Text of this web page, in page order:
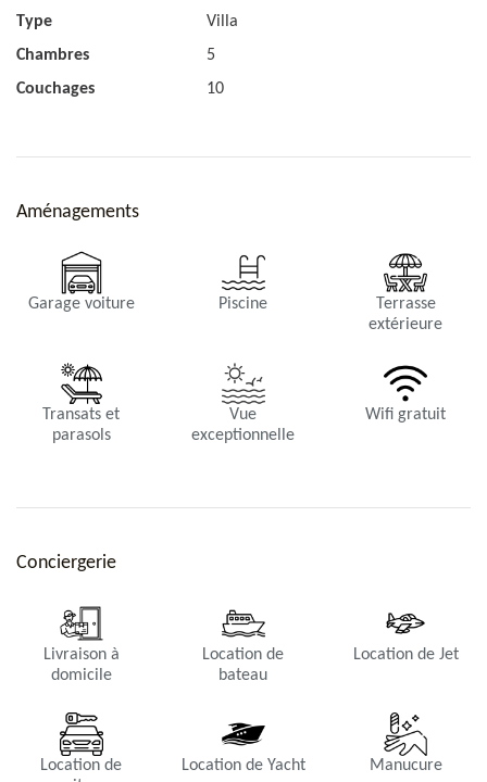
Lits Queen, climatisation, HDTV, DVD, satellite américain,
Chambre 4
américain, Sonos, station iPod, coffre, salle de bain privée, petit
Type
Villa
Chambres
5
Couchages
10
Aménagements
Garage voiture Piscine
Terrasse
extérieure
Transats et
parasols
Vue
exceptionnelle
Wifi gratuit
Conciergerie
Livraison à
domicile
Location de
bateau
Location de Jet
Location de
Location de Yacht Manucure